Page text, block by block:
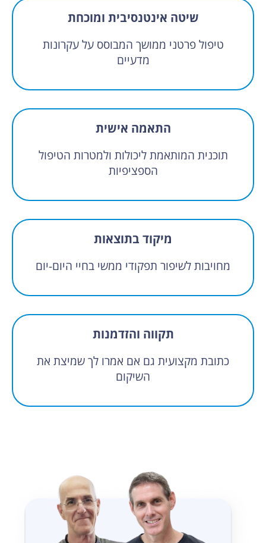
שיטה אינטנסיבית ומוכחת
טיפול פרטני ממושך המבוסס על עקרונות
מדעיים
התאמה אישית
תוכנית המותאמת ליכולות ולמטרות הטיפול
הספציפיות
מיקוד בתוצאות
מחויבות לשיפור תפקודי ממשי בחיי היום-יום
תקווה והזדמנות
כתובת מקצועית גם אם אמרו לך שמיצת את
השיקום